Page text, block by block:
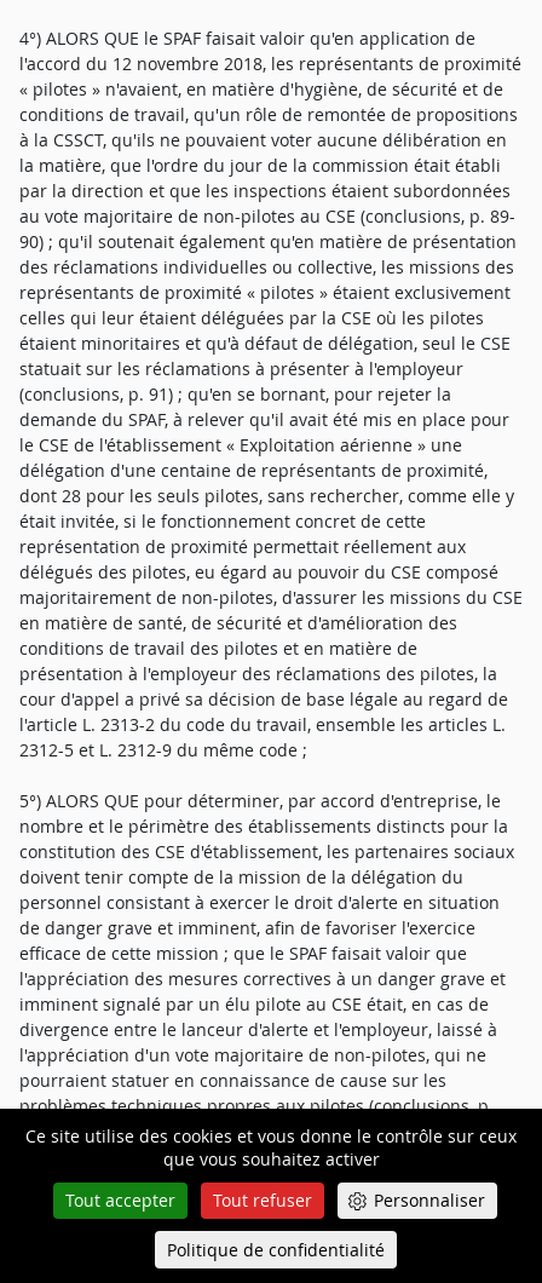
Ce site utilise des cookies et vous donne le contrôle sur ceux
que vous souhaitez activer
Tout accepter
Tout refuser Personnaliser
Politique de confidentialité
4°) ALORS QUE le SPAF faisait valoir qu'en application de
l'accord du 12 novembre 2018, les représentants de proximité
« pilotes » n'avaient, en matière d'hygiène, de sécurité et de
conditions de travail, qu'un rôle de remontée de propositions
à la CSSCT, qu'ils ne pouvaient voter aucune délibération en
la matière, que l'ordre du jour de la commission était établi
par la direction et que les inspections étaient subordonnées
au vote majoritaire de non-pilotes au CSE (conclusions, p. 89-
90) ; qu'il soutenait également qu'en matière de présentation
des réclamations individuelles ou collective, les missions des
représentants de proximité « pilotes » étaient exclusivement
celles qui leur étaient déléguées par la CSE où les pilotes
étaient minoritaires et qu'à défaut de délégation, seul le CSE
statuait sur les réclamations à présenter à l'employeur
(conclusions, p. 91) ; qu'en se bornant, pour rejeter la
demande du SPAF, à relever qu'il avait été mis en place pour
le CSE de l'établissement « Exploitation aérienne » une
délégation d'une centaine de représentants de proximité,
dont 28 pour les seuls pilotes, sans rechercher, comme elle y
était invitée, si le fonctionnement concret de cette
représentation de proximité permettait réellement aux
délégués des pilotes, eu égard au pouvoir du CSE composé
majoritairement de non-pilotes, d'assurer les missions du CSE
en matière de santé, de sécurité et d'amélioration des
conditions de travail des pilotes et en matière de
présentation à l'employeur des réclamations des pilotes, la
cour d'appel a privé sa décision de base légale au regard de
l'article L. 2313-2 du code du travail, ensemble les articles L.
2312-5 et L. 2312-9 du même code ;
5°) ALORS QUE pour déterminer, par accord d'entreprise, le
nombre et le périmètre des établissements distincts pour la
constitution des CSE d'établissement, les partenaires sociaux
doivent tenir compte de la mission de la délégation du
personnel consistant à exercer le droit d'alerte en situation
de danger grave et imminent, afin de favoriser l'exercice
efficace de cette mission ; que le SPAF faisait valoir que
l'appréciation des mesures correctives à un danger grave et
imminent signalé par un élu pilote au CSE était, en cas de
divergence entre le lanceur d'alerte et l'employeur, laissé à
l'appréciation d'un vote majoritaire de non-pilotes, qui ne
pourraient statuer en connaissance de cause sur les
problèmes techniques propres aux pilotes (conclusions, p.
91-92) ; qu'en se bornant, pour rejeter la demande du SPAF, à
relever que les élus du CSE disposaient tous de la faculté
d'actionner un droit d'alerte, sans rechercher, comme elle y
était invitée, si les modalités de l'exercice de ce droit
permettaient réellement aux délégués des pilotes, eu égard
au pouvoir du CSE composé majoritairement de non-pilotes,
Queue-Fair